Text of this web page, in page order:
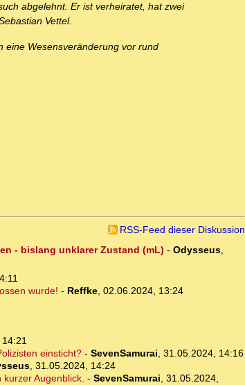
abgelehnt. Er ist verheiratet, hat zwei
Vettel.
eine Wesensveränderung vor rund
RSS-Feed dieser Diskussion
- bislang unklarer Zustand (mL) - Odysseus,
wurde! - Reffke, 02.06.2024, 13:24
einsticht?- SevenSamurai, 31.05.2024, 14:16
, 31.05.2024, 14:24
Augenblick. - SevenSamurai, 31.05.2024,